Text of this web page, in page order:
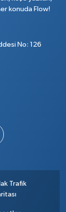
konuda Flow!
No: 126
Trafik